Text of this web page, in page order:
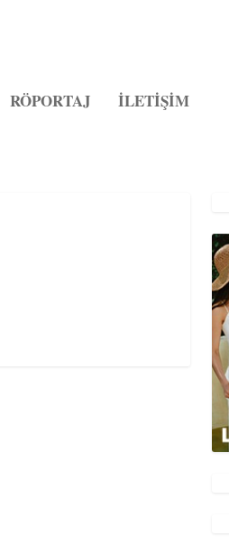
RÖPORTAJ İLETİŞİM